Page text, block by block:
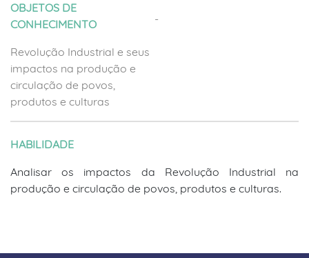
OBJETOS DE
CONHECIMENTO
Revolução Industrial e seus
impactos na produção e
circulação de povos,
produtos e culturas
-
HABILIDADE
Analisar os impactos da Revolução Industrial na
produção e circulação de povos, produtos e culturas.